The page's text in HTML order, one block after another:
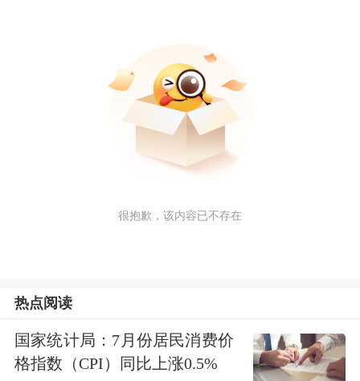
很抱歉，该内容已不存在
热点阅读
国家统计局：7月份居民消费价
格指数（CPI）同比上涨0.5%